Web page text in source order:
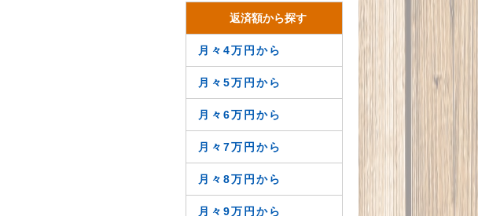
返済額から探す
月々4万円から
月々5万円から
月々6万円から
月々7万円から
月々8万円から
月々9万円から